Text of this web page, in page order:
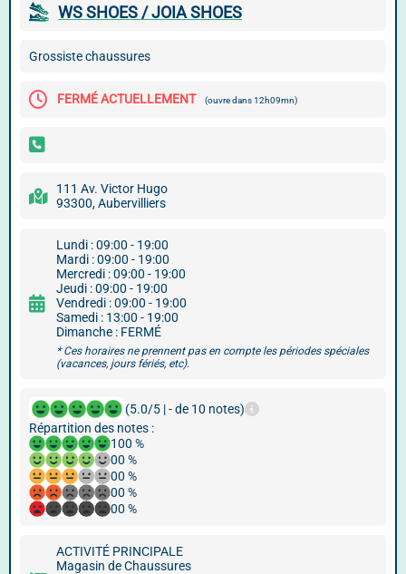
WS SHOES / JOIA SHOES
Grossiste chaussures
FERMÉ ACTUELLEMENT (ouvre dans 12h09mn)
111 Av. Victor Hugo
93300, Aubervilliers
Lundi : 09:00 - 19:00
Mardi : 09:00 - 19:00
Mercredi : 09:00 - 19:00
Jeudi : 09:00 - 19:00
Vendredi : 09:00 - 19:00
Samedi : 13:00 - 19:00
Dimanche : FERMÉ
* Ces horaires ne prennent pas en compte les périodes spéciales
(vacances, jours fériés, etc).
(5.0/5 | - de 10 notes)
Répartition des notes :
100 %
00 %
00 %
00 %
00 %
ACTIVITÉ PRINCIPALE
Magasin de Chaussures